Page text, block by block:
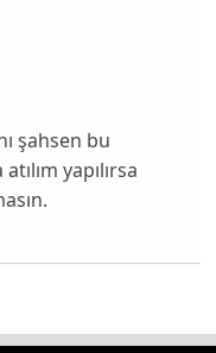
şahsen bu
yapılırsa